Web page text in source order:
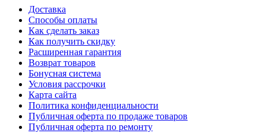
Доставка
Способы оплаты
Как сделать заказ
Как получить скидку
Расширенная гарантия
Возврат товаров
Бонусная система
Условия рассрочки
Карта сайта
Политика конфиденциальности
Публичная оферта по продаже товаров
Публичная оферта по ремонту